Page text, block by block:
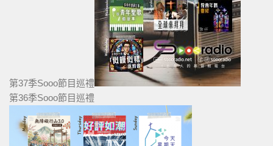
第37季Sooo節目巡禮
第36季Sooo節目巡禮